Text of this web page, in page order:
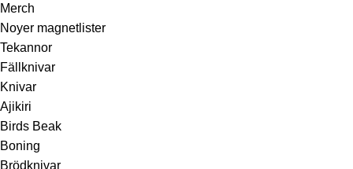
Merch
Noyer magnetlister
Tekannor
Fällknivar
Knivar
Ajikiri
Birds Beak
Boning
Brödknivar